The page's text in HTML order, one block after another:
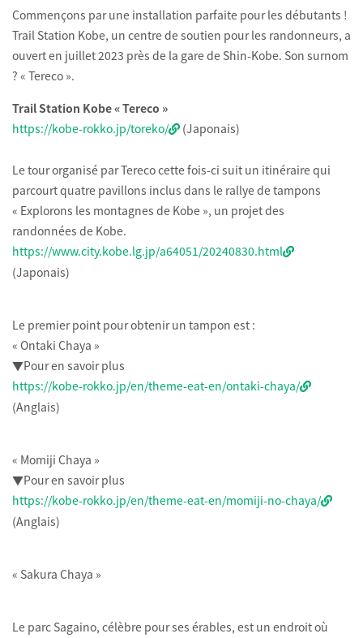
Commençons par une installation parfaite pour les débutants !
Trail Station Kobe, un centre de soutien pour les randonneurs, a
ouvert en juillet 2023 près de la gare de Shin-Kobe. Son surnom
? « Tereco ».
Trail Station Kobe « Tereco »
https://kobe-rokko.jp/toreko/
(Japonais)
Le tour organisé par Tereco cette fois-ci suit un itinéraire qui
parcourt quatre pavillons inclus dans le rallye de tampons
« Explorons les montagnes de Kobe », un projet des
randonnées de Kobe.
https://www.city.kobe.lg.jp/a64051/20240830.html
(Japonais)
Le premier point pour obtenir un tampon est :
« Ontaki Chaya »
▼Pour en savoir plus
https://kobe-rokko.jp/en/theme-eat-en/ontaki-chaya/
(Anglais)
« Momiji Chaya »
▼Pour en savoir plus
https://kobe-rokko.jp/en/theme-eat-en/momiji-no-chaya/
(Anglais)
« Sakura Chaya »
Le parc Sagaino, célèbre pour ses érables, est un endroit où